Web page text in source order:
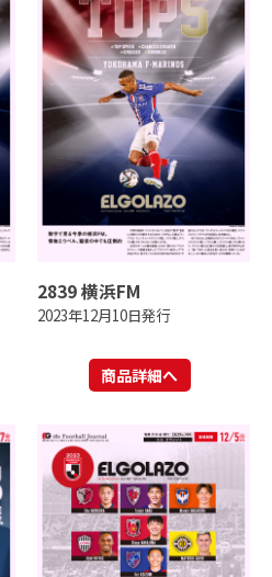
2839 横浜FM
2023年12月10日発行
商品詳細へ